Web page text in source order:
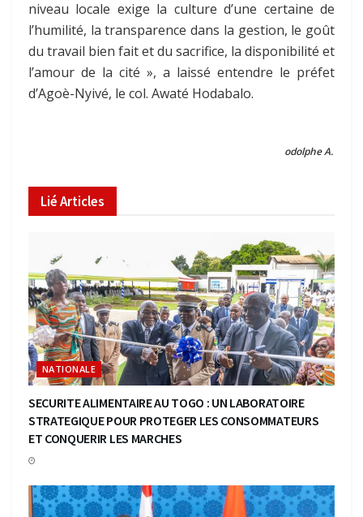
niveau locale exige la culture d’une certaine de
l’humilité, la transparence dans la gestion, le goût
du travail bien fait et du sacrifice, la disponibilité et
l’amour de la cité », a laissé entendre le préfet
d’Agoè-Nyivé, le col. Awaté Hodabalo.
odolphe A.
LiéArticles
NATIONALE
SECURITE ALIMENTAIRE AU TOGO : UN LABORATOIRE
STRATEGIQUE POUR PROTEGER LES CONSOMMATEURS
ET CONQUERIR LES MARCHES